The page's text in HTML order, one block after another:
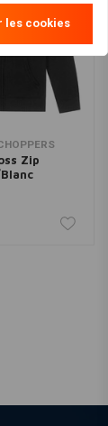
Zip
les cookies